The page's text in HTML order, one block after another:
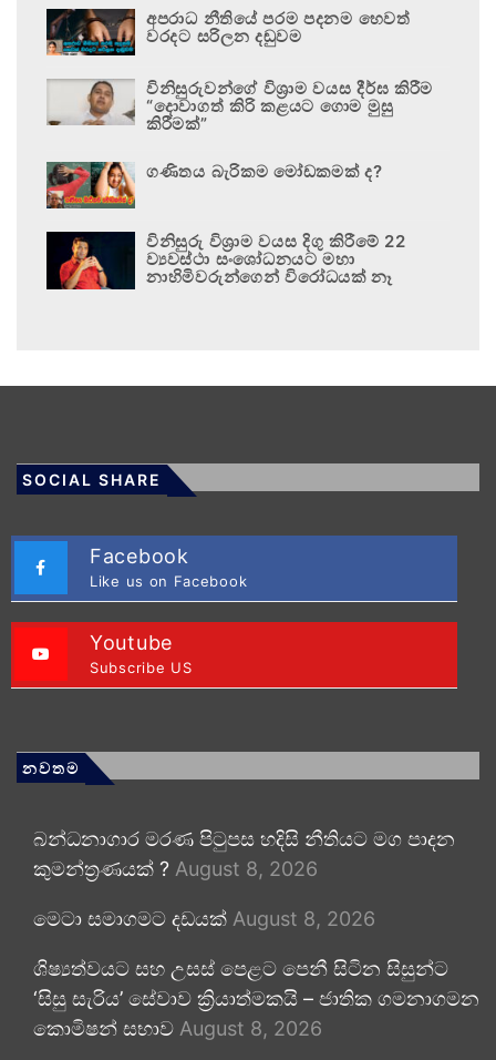
අපරාධ නීතියේ පරම පදනම හෙවත්
වරදට සරිලන දඬුවම
විනිසුරුවන්ගේ විශ්‍රාම වයස දීර්ඝ කිරීම
“දොවාගත් කිරි කළයට ගොම මුසු
කිරීමක්”
ගණිතය බැරිකම මෝඩකමක් ද?
විනිසුරු විශ්‍රාම වයස දිගු කිරීමේ 22
ව්‍යවස්ථා සංශෝධනයට මහා
නාහිමිවරුන්ගෙන් විරෝධයක් නෑ
SOCIAL SHARE
Facebook
Like us on Facebook
Youtube
Subscribe US
නවතම
බන්ධනාගාර මරණ පිටුපස හදිසි නීතියට මග පාදන
කුමන්ත්‍රණයක් ? August 8, 2026
මෙටා සමාගමට දඩයක් August 8, 2026
ශිෂ්‍යත්වයට සහ උසස් පෙළට පෙනී සිටින සිසුන්ට
‘සිසු සැරිය’ සේවාව ක්‍රියාත්මකයි – ජාතික ගමනාගමන
කොමිෂන් සභාව August 8, 2026